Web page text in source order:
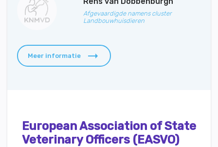
Afgevaardigde namens cluster
Landbouwhuisdieren
Meer informatie
European Association of State
Veterinary Officers (EASVO)